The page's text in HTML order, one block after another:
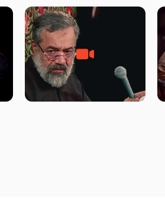
مادر منم مثل تو خمیدم – حاج
محمود کریمی – شهادت حضرت